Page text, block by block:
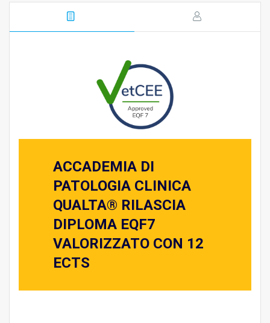
ACCADEMIA DI
PATOLOGIA CLINICA
QUALTA® RILASCIA
DIPLOMA EQF7
VALORIZZATO CON 12
ECTS